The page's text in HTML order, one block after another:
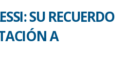
SU RECUERDO
A